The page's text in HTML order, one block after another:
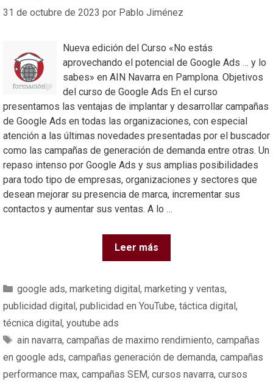
31 de octubre de 2023 por Pablo Jiménez
Nueva edición del Curso «No estás
aprovechando el potencial de Google Ads … y lo
sabes» en AIN Navarra en Pamplona. Objetivos
del curso de Google Ads En el curso
presentamos las ventajas de implantar y desarrollar campañas
de Google Ads en todas las organizaciones, con especial
atención a las últimas novedades presentadas por el buscador
como las campañas de generación de demanda entre otras. Un
repaso intenso por Google Ads y sus amplias posibilidades
para todo tipo de empresas, organizaciones y sectores que
desean mejorar su presencia de marca, incrementar sus
contactos y aumentar sus ventas. A lo …
Leer más
google ads, marketing digital, marketing y ventas,
publicidad digital, publicidad en YouTube, táctica digital,
técnica digital, youtube ads
ain navarra, campañas de maximo rendimiento, campañas
en google ads, campañas generación de demanda, campañas
performance max, campañas SEM, cursos navarra, cursos